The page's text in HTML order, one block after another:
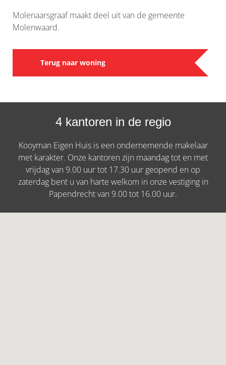
Molenaarsgraaf maakt deel uit van de gemeente
Molenwaard.
Terug naar woning
4 kantoren in de regio
Kooyman Eigen Huis is een ondernemende makelaar
met karakter. Onze kantoren zijn maandag tot en met
vrijdag van 9.00 uur tot 17.30 uur geopend en op
zaterdag bent u van harte welkom in onze vestiging in
Papendrecht van 9.00 tot 16.00 uur.